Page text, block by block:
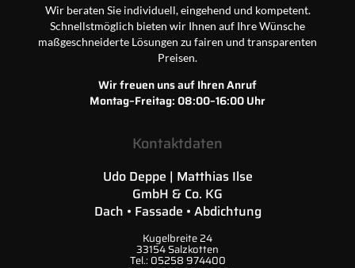
Wir beraten Sie individuell, eingehend und kompetent.
Schnellstmöglich bieten wir Ihnen auf Ihre Wünsche
maßgeschneiderte Lösungen zu fairen und transparenten
Preisen.
Wir freuen uns auf Ihren Anruf
Montag–Freitag: 08:00–16:00 Uhr
Kontaktdaten
Udo Deppe | Matthias Ilse
GmbH & Co. KG
Dach • Fassade • Abdichtung
Kugelbreite 24
33154 Salzkotten
Tel.: 05258 974400